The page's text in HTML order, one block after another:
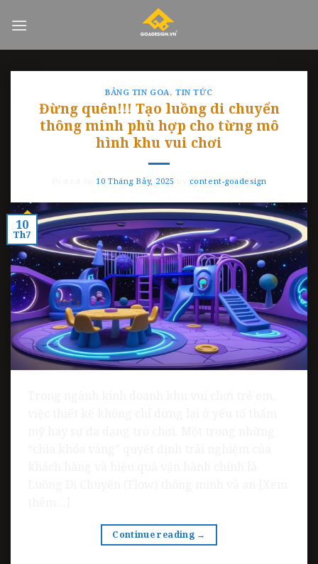
BẢNG TIN GOA, TIN TỨC
Đừng quên!!! Tạo luồng di chuyển
thông minh phù hợp cho từng mô
hình khu vui chơi
10 Tháng Bảy, 2025 content-goadesign
10
Th7
Continue reading →